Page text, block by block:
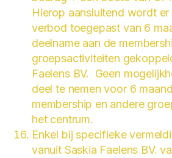
Hierop aansluitend wordt
verbod toegepast van 6
deelname aan de
groepsactiviteiten
Faelens BV. Geen
deel te nemen voor 6
membership en andere
het centrum.
Enkel bij specifieke
vanuit Saskia Faelens BV.